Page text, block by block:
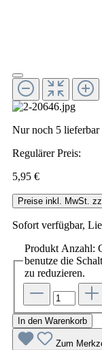
Nur noch 5 lieferbar
Regulärer Preis:
5,95 €
Preise inkl. MwSt.
Sofort verfügbar,
Produkt Anzahl:
benutze die
zu reduzieren.
In den Warenkorb
Zum